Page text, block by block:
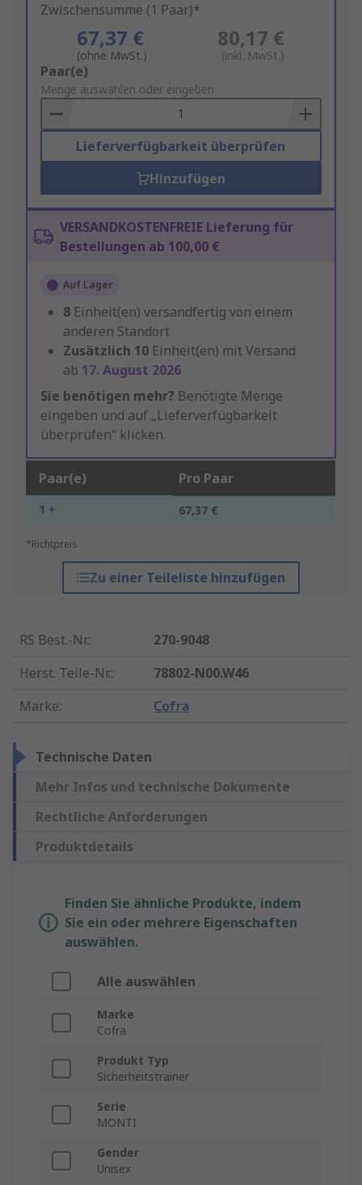
Zwischensumme (1 Paar)*
67,37 €
(ohne MwSt.)
80,17 €
(inkl. MwSt.)
Add
to
Basket
Paar(e)
Menge auswählen oder eingeben
Lieferverfügbarkeit überprüfen
Hinzufügen
VERSANDKOSTENFREIE Lieferung für
Bestellungen ab 100,00 €
Auf Lager
8 Einheit(en) versandfertig von einem
anderen Standort
Zusätzlich 10 Einheit(en) mit Versand
ab 17. August 2026
Sie benötigen mehr? Benötigte Menge
eingeben und auf „Lieferverfügbarkeit
überprüfen“ klicken.
Paar(e) Pro Paar
1 + 67,37 €
*Richtpreis
Zu einer Teileliste hinzufügen
RS Best.-Nr.:
270-9048
Herst. Teile-Nr.:
78802-N00.W46
Marke: Cofra
Technische Daten
Mehr Infos und technische Dokumente
Rechtliche Anforderungen
Produktdetails
Finden Sie ähnliche Produkte, indem
Sie ein oder mehrere Eigenschaften
auswählen.
Alle auswählen
Marke
Cofra
Produkt Typ
Sicherheitstrainer
Serie
MONTI
Gender
Unisex